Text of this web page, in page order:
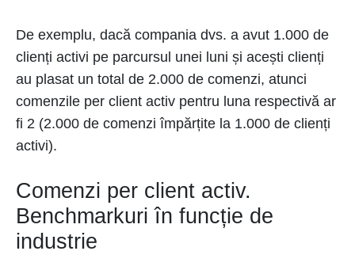
De exemplu, dacă compania dvs. a avut 1.000 de
clienți activi pe parcursul unei luni și acești clienți
au plasat un total de 2.000 de comenzi, atunci
comenzile per client activ pentru luna respectivă ar
fi 2 (2.000 de comenzi împărțite la 1.000 de clienți
activi).
Comenzi per client activ.
Benchmarkuri în funcție de
industrie